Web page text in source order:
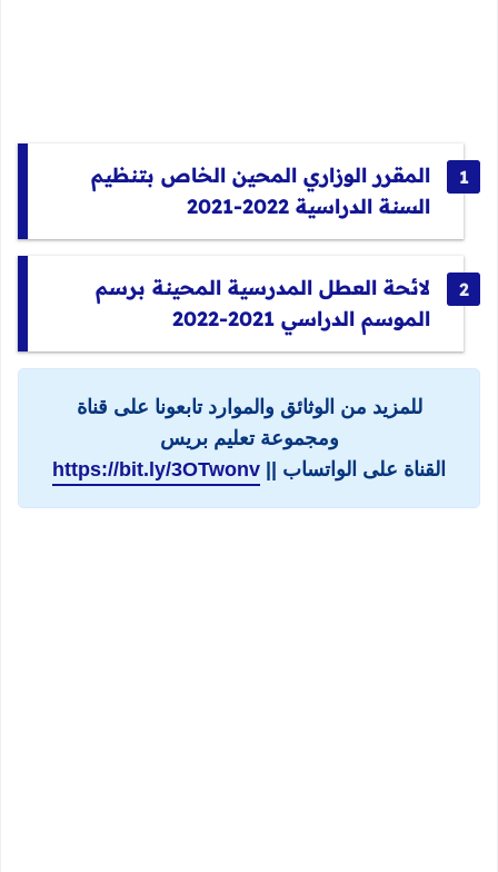
المقرر الوزاري المحين الخاص بتنظيم
السنة الدراسية 2022-2021
لائحة العطل المدرسية المحينة برسم
الموسم الدراسي 2021-2022
للمزيد من الوثائق والموارد تابعونا على قناة
ومجموعة تعليم بريس
القناة على الواتساب || https://bit.ly/3OTwonv